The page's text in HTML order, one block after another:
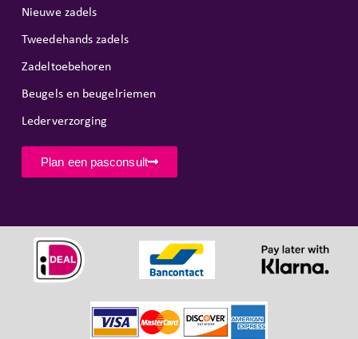
Nieuwe zadels
Tweedehands zadels
Zadeltoebehoren
Beugels en beugelriemen
Lederverzorging
Plan een pasconsult